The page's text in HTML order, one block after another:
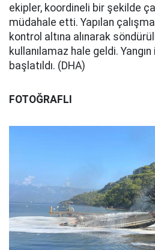
ekipler, koordineli bir şekilde
müdahale etti. Yapılan
kontrol altına alınarak
kullanılamaz hale geldi.
başlatıldı. (DHA)
FOTOĞRAFLI